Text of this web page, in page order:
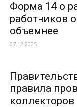
Форма 14 о
работников
объемнее
07.12.2025
правила
коллекторов